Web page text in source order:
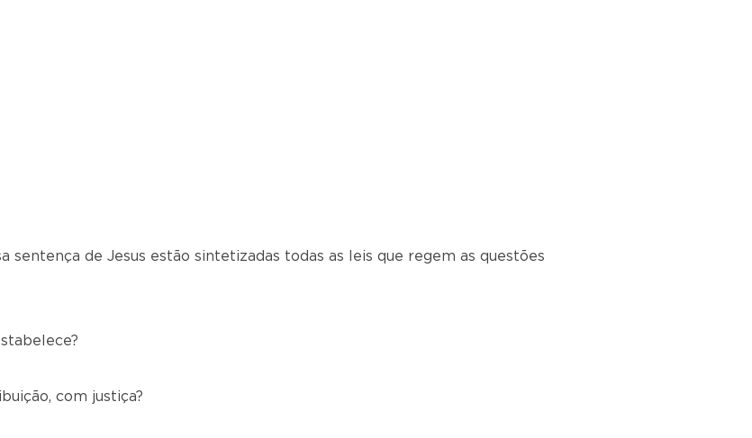
sentença de Jesus estão sintetizadas todas as leis que regem as questões
com justiça?